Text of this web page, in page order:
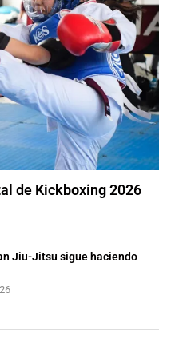
de Kickboxing 2026
Jiu-Jitsu sigue haciendo